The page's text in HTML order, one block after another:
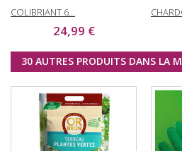
COLIBRIANT 6...
24,99 €
30 AUTRES PRODUITS DANS LA